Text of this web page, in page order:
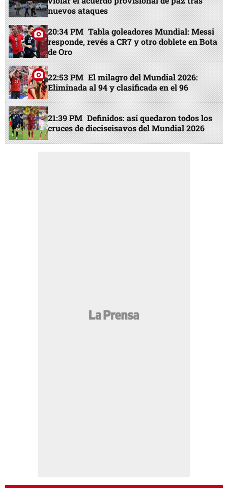
nuevos ataques
20:34 PM Tabla goleadores Mundial: Messi
responde, revés a CR7 y otro doblete en Bota
de Oro
22:53 PM El milagro del Mundial 2026:
Eliminada al 94 y clasificada en el 96
21:39 PM Definidos: así quedaron todos los
cruces de dieciseisavos del Mundial 2026